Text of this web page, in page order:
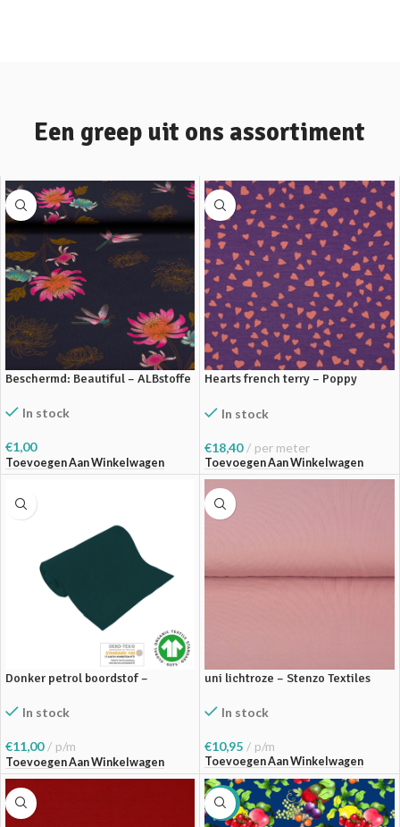
Een greep uit ons assortiment
Beschermd: Beautiful – ALBstoffe
In stock
€1,00
Toevoegen Aan Winkelwagen
Hearts french terry – Poppy
In stock
€18,40 per meter
Toevoegen Aan Winkelwagen
Donker petrol boordstof –
In stock
€11,00 p/m
Toevoegen Aan Winkelwagen
uni lichtroze – Stenzo Textiles
In stock
€10,95 p/m
Toevoegen Aan Winkelwagen
SALE